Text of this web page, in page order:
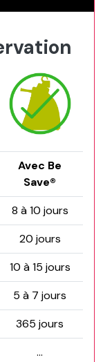
Avec Be
Save®
8 à 10 jours
20 jours
10 à 15 jours
5 à 7 jours
365 jours
...